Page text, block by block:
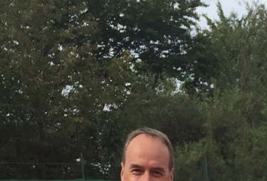
29.12.2020
NEWS
[ 24. Dezember 2020 ] Selbständigen und freien Mitarbeitern
WIRTSCHAFT
[ 17. März 2020 ] Nützliche Informationen für Unternehmen die
sind!
WIRTSCHAFT
[ 17. März 2020 ]
Wichtige Informationen über das von der
Schutzschild für Beschäftigte und Unternehmen
WIRTSCHAFT